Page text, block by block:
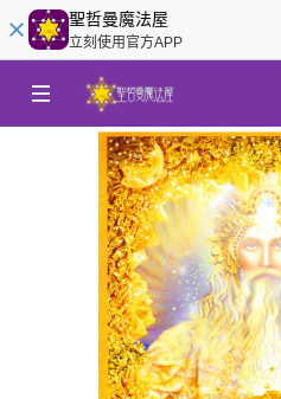
聖哲曼魔法屋
立刻使用官方APP